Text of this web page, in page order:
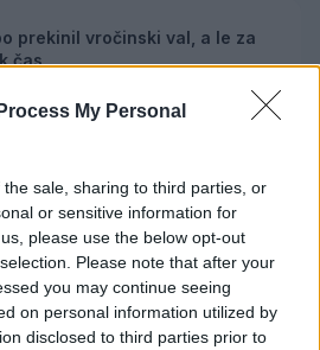
My Personal
sale, sharing to third parties, or
or sensitive information for
please use the below opt-out
Please note that after your
you may continue seeing
on personal information utilized by
disclosed to third parties prior to
prekinil vročinski val, a le za
čas
Sobotne lutkarije vabijo
na predstavo "Fuj, gosenica!"
2026
bo na travniku pri domu Kulture
skupina Ringlšpil